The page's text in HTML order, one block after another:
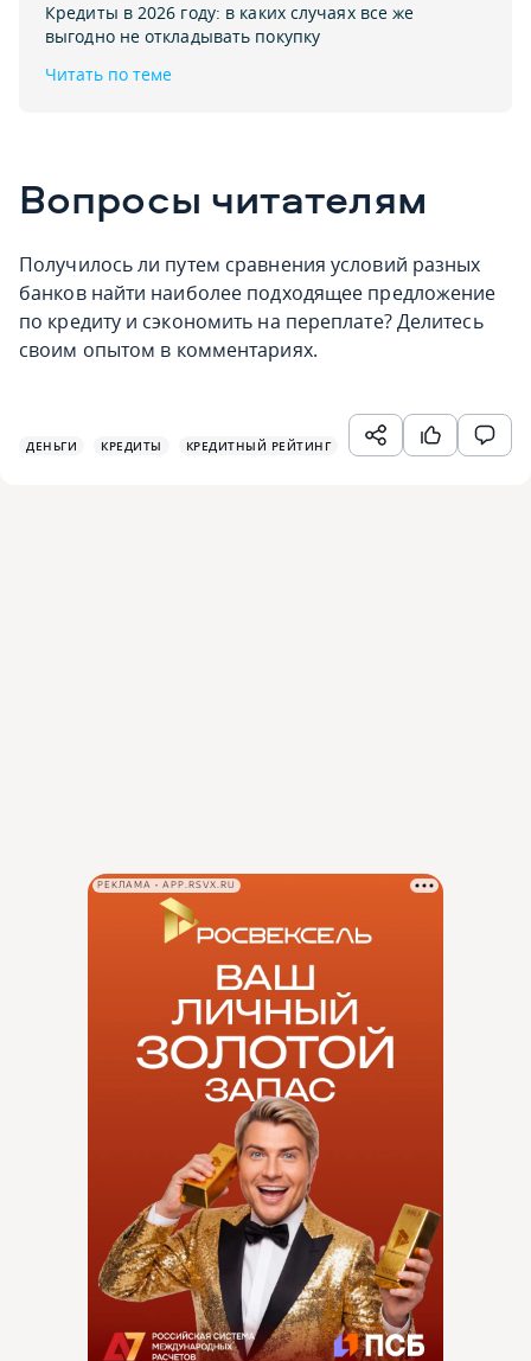
Кредиты в 2026 году: в каких случаях все же
выгодно не откладывать покупку
Читать по теме
Вопросы читателям
Получилось ли путем сравнения условий разных
банков найти наиболее подходящее предложение
по кредиту и сэкономить на переплате? Делитесь
своим опытом в комментариях.
ДЕНЬГИ КРЕДИТЫ КРЕДИТНЫЙ РЕЙТИНГ
РЕКЛАМА • APP.RSVX.RU